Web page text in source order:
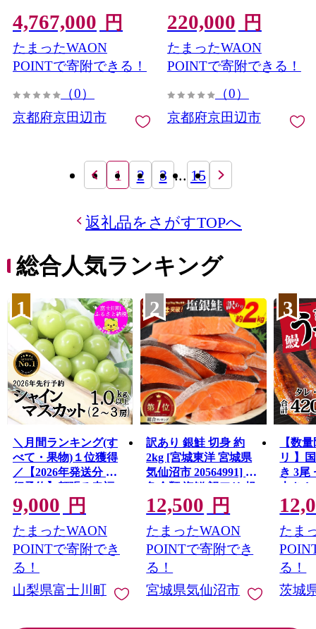
リア 電車 鉄道 ソファ 3人
掛け 京都府 京田辺市
4,767,000 円
たまったWAON
POINTで寄附できる！
（0）
京都府京田辺市
道 肘掛け 枕 京都府 京田辺
市
220,000 円
たまったWAON
POINTで寄附できる！
（0）
京都府京田辺市
1 2 3 ... 15
返礼品をさがすTOPへ
総合人気ランキング
1
＼月間ランキング(す
べて・果物)１位獲得
／【2026年発送分 先
行予約】頬張る幸福
感 〜緑の宝石・ シ
ャインマスカット 〜
１ｋｇ以上（２〜３
房） フルーツ 山梨県
産 果物 くだもの シャ
イン マスカット ぶど
う ブドウ 葡萄 大粒 種
9,000 円
たまったWAON
POINTで寄附でき
る！
山梨県富士川町
2
訳あり 銀鮭 切身 約
2kg [宮城東洋 宮城県
気仙沼市 20564991] 鮭
魚介類 海鮮 訳アリ 規
格外 不揃い さけ サケ
鮭切身 シャケ 切り身
冷凍 家庭用 おかず 弁
当 支援 サーモン 銀鮭
切り身 魚 わけあり
12,500 円
たまったWAON
POINTで寄附でき
る！
宮城県気仙沼市
3
【数
リ 】
き 3尾
大き
レ・
鰻 ふ
な重
茨城
と納
たま
る！
茨城